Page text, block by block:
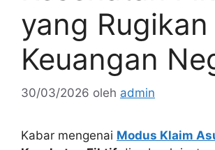
yang Rugikan
Keuangan
30/03/2026 oleh admin
Kabar mengenai Modus Klaim